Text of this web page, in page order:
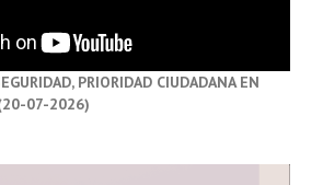
PRIORIDAD CIUDADANA EN
(20-07-2026)